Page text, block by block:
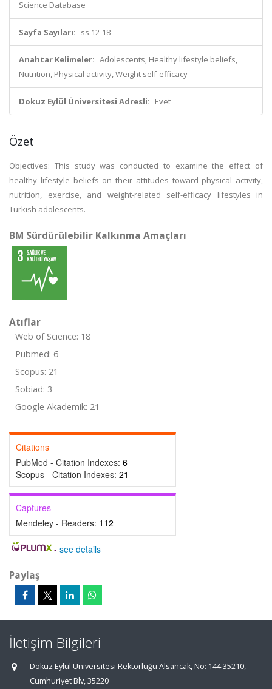
Science Database
Sayfa Sayıları: ss.12-18
Anahtar Kelimeler: Adolescents, Healthy lifestyle beliefs,
Nutrition, Physical activity, Weight self-efficacy
Dokuz Eylül Üniversitesi Adresli: Evet
Özet
Objectives: This study was conducted to examine the effect of
healthy lifestyle beliefs on their attitudes toward physical activity,
nutrition, exercise, and weight-related self-efficacy lifestyles in
Turkish adolescents.
BM Sürdürülebilir Kalkınma Amaçları
Atıflar
Web of Science: 18
Pubmed: 6
Scopus: 21
Sobiad: 3
Google Akademik: 21
Citations
PubMed - Citation Indexes: 6
Scopus - Citation Indexes: 21
Captures
Mendeley - Readers: 112
- see details
Paylaş
İletişim Bilgileri
Dokuz Eylül Üniversitesi Rektörlüğü Alsancak, No: 144 35210,
Cumhuriyet Blv, 35220